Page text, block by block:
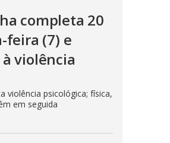
completa 20
feira (7) e
violência
violência psicológica; física,
em seguida